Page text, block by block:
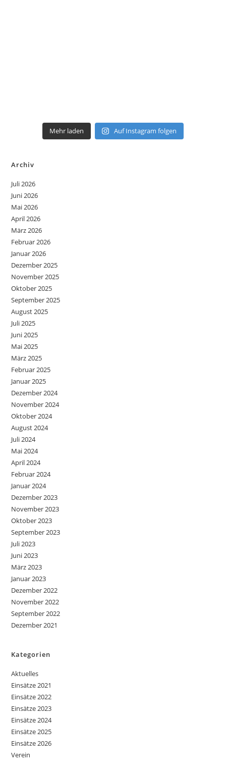
Mehr laden Auf Instagram folgen
Archiv
Juli 2026
Juni 2026
Mai 2026
April 2026
März 2026
Februar 2026
Januar 2026
Dezember 2025
November 2025
Oktober 2025
September 2025
August 2025
Juli 2025
Juni 2025
Mai 2025
März 2025
Februar 2025
Januar 2025
Dezember 2024
November 2024
Oktober 2024
August 2024
Juli 2024
Mai 2024
April 2024
Februar 2024
Januar 2024
Dezember 2023
November 2023
Oktober 2023
September 2023
Juli 2023
Juni 2023
März 2023
Januar 2023
Dezember 2022
November 2022
September 2022
Dezember 2021
Kategorien
Aktuelles
Einsätze 2021
Einsätze 2022
Einsätze 2023
Einsätze 2024
Einsätze 2025
Einsätze 2026
Verein